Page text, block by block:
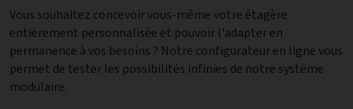
Vous souhaitez concevoir vous-même votre étagère
entièrement personnalisée et pouvoir l'adapter en
permanence à vos besoins ? Notre configurateur en ligne vous
permet de tester les possibilités infinies de notre système
modulaire.